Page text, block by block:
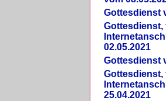
Gottesdienst
Gottesdienst,
02.05.2021
Gottesdienst
Gottesdienst,
25.04.2021